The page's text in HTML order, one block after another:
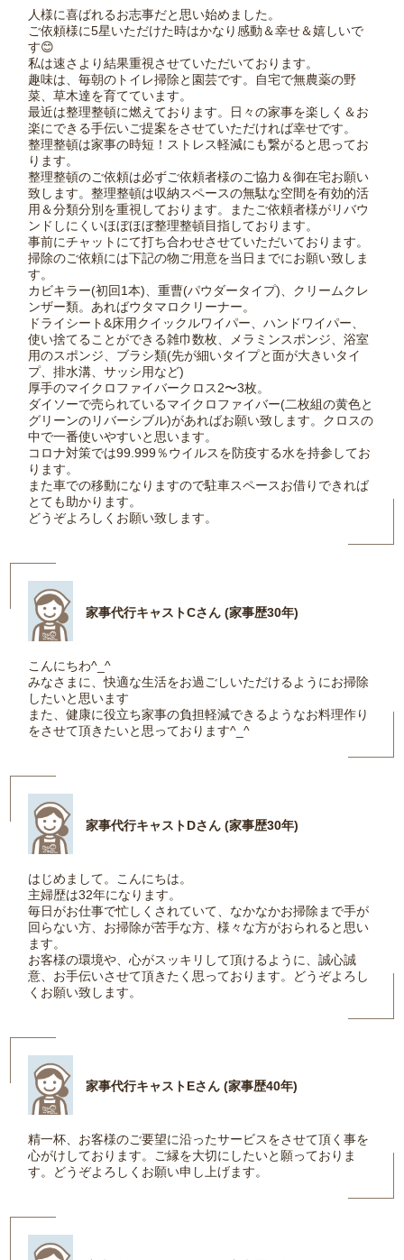
人様に喜ばれるお志事だと思い始めました。
ご依頼様に5星いただけた時はかなり感動＆幸せ＆嬉しいで
す😊
私は速さより結果重視させていただいております。
趣味は、毎朝のトイレ掃除と園芸です。自宅で無農薬の野
菜、草木達を育てています。
最近は整理整頓に燃えております。日々の家事を楽しく＆お
楽にできる手伝いご提案をさせていただければ幸せです。
整理整頓は家事の時短！ストレス軽減にも繋がると思ってお
ります。
整理整頓のご依頼は必ずご依頼者様のご協力＆御在宅お願い
致します。整理整頓は収納スペースの無駄な空間を有効的活
用＆分類分別を重視しております。またご依頼者様がリバウ
ンドしにくいほぼほぼ整理整頓目指しております。
事前にチャットにて打ち合わせさせていただいております。
掃除のご依頼には下記の物ご用意を当日までにお願い致しま
す。
カビキラー(初回1本)、重曹(パウダータイプ)、クリームクレ
ンザー類。あればウタマロクリーナー。
ドライシート&床用クイックルワイパー、ハンドワイパー、
使い捨てることができる雑巾数枚、メラミンスポンジ、浴室
用のスポンジ、ブラシ類(先が細いタイプと面が大きいタイ
プ、排水溝、サッシ用など)
厚手のマイクロファイバークロス2〜3枚。
ダイソーで売られているマイクロファイバー(二枚組の黄色と
グリーンのリバーシブル)があればお願い致します。クロスの
中で一番使いやすいと思います。
コロナ対策では99.999％ウイルスを防疫する水を持参してお
ります。
また車での移動になりますので駐車スペースお借りできれば
とても助かります。
どうぞよろしくお願い致します。
家事代行キャストCさん (家事歴30年)
こんにちわ^_^
みなさまに、快適な生活をお過ごしいただけるようにお掃除
したいと思います
また、健康に役立ち家事の負担軽減できるようなお料理作り
をさせて頂きたいと思っております^_^
家事代行キャストDさん (家事歴30年)
はじめまして。こんにちは。
主婦歴は32年になります。
毎日がお仕事で忙しくされていて、なかなかお掃除まで手が
回らない方、お掃除が苦手な方、様々な方がおられると思い
ます。
お客様の環境や、心がスッキリして頂けるように、誠心誠
意、お手伝いさせて頂きたく思っております。どうぞよろし
くお願い致します。
家事代行キャストEさん (家事歴40年)
精一杯、お客様のご要望に沿ったサービスをさせて頂く事を
心がけしております。ご縁を大切にしたいと願っておりま
す。どうぞよろしくお願い申し上げます。